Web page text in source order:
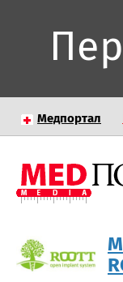
Медпортал